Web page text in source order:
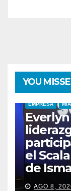
YOU
EMPRESA
el
de
AGO 8,